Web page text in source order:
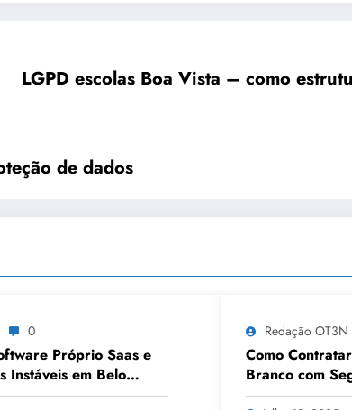
LGPD escolas Boa Vista – como
de dados
0
Próprio Saas e
Instáveis em Belo
Brasil – Guia 3449
Redação OT3N
Como
Branco com